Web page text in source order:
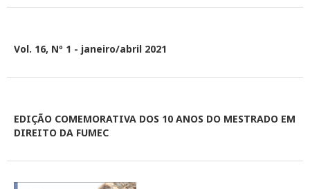
Vol. 16, Nº 1 - janeiro/abril 2021
EDIÇÃO COMEMORATIVA DOS 10 ANOS DO MESTRADO EM
DIREITO DA FUMEC